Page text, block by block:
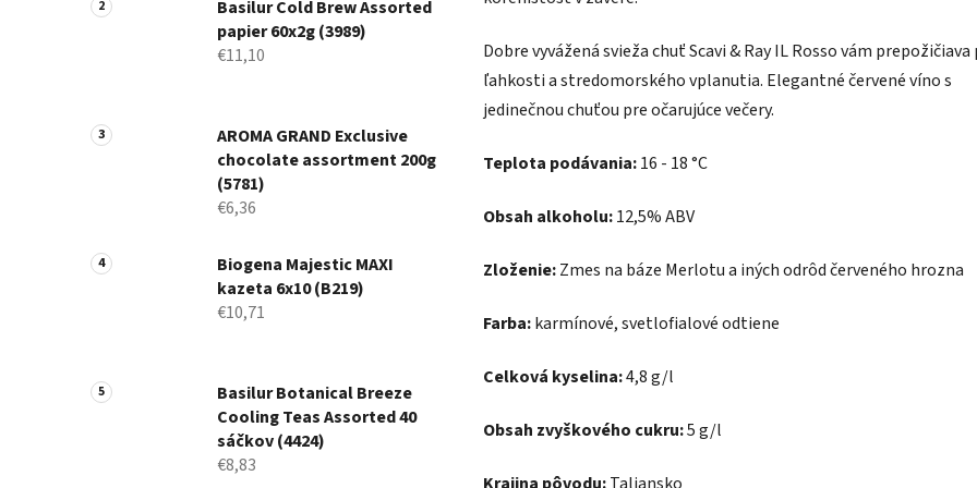
Basilur Cold Brew Assorted
papier 60x2g (3989)
€11,10
AROMA GRAND Exclusive
chocolate assortment 200g
(5781)
€6,36
Biogena Majestic MAXI
kazeta 6x10 (B219)
€10,71
Basilur Botanical Breeze
Cooling Teas Assorted 40
sáčkov (4424)
€8,83
Dobre vyvážená svieža chuť Scavi & Ray IL Rosso vám
ľahkosti a stredomorského vplanutia. Elegantné červené víno s
jedinečnou chuťou pre očarujúce večery.
Teplota podávania:16 - 18 °C
Obsah alkoholu:12,5% ABV
Zloženie:Zmes na báze Merlotu a iných odrôd červeného hrozna
Farba:karmínové, svetlofialové odtiene
Celková kyselina:4,8 g/l
Obsah zvyškového cukru:5 g/l